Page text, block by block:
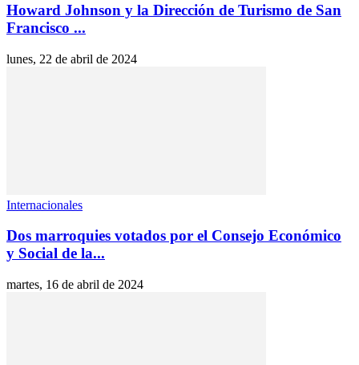
Howard Johnson y la Dirección de Turismo de San
Francisco ...
lunes, 22 de abril de 2024
Internacionales
Dos marroquies votados por el Consejo Económico
y Social de la...
martes, 16 de abril de 2024